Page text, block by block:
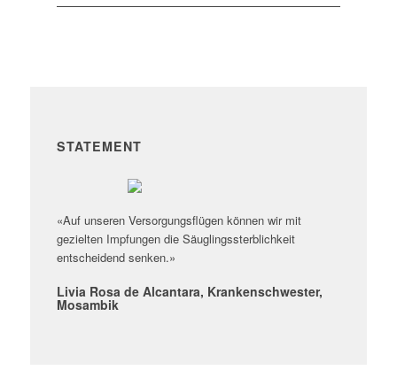
STATEMENT
«Auf unseren Versorgungsflügen können wir mit
gezielten Impfungen die Säuglingssterblichkeit
entscheidend senken.»
Livia Rosa de Alcantara, Krankenschwester,
Mosambik